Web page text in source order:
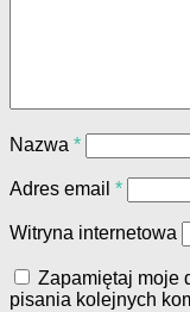
Nazwa *
Adres email *
Witryna internetowa
Zapamiętaj moje
pisania kolejnych